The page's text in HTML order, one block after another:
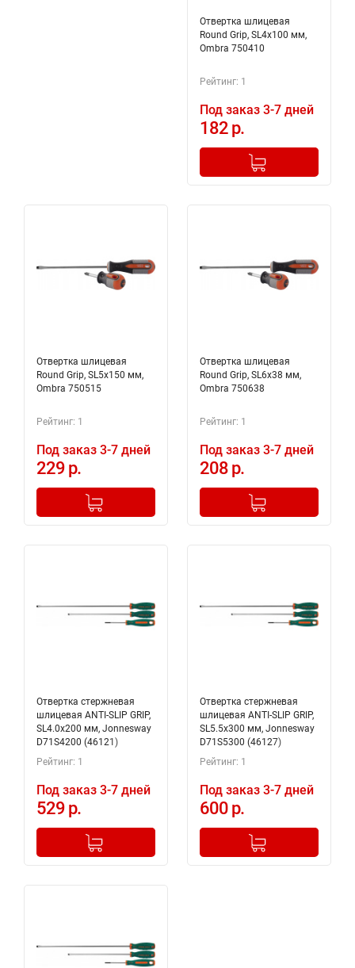
Отвертка шлицевая
Round Grip, SL4x100 мм,
Ombra 750410
Рейтинг: 1
Под заказ 3-7 дней
182 р.
+
Добавлено в корзину
Отвертка шлицевая
Round Grip, SL5x150 мм,
Ombra 750515
Рейтинг: 1
Под заказ 3-7 дней
229 р.
+
Добавлено в корзину
Отвертка шлицевая
Round Grip, SL6x38 мм,
Ombra 750638
Рейтинг: 1
Под заказ 3-7 дней
208 р.
+
Добавлено в корзину
Отвертка стержневая
шлицевая ANTI-SLIP GRIP,
SL4.0х200 мм, Jonnesway
D71S4200 (46121)
Рейтинг: 1
Под заказ 3-7 дней
529 р.
+
Добавлено в корзину
Отвертка стержневая
шлицевая ANTI-SLIP GRIP,
SL5.5х300 мм, Jonnesway
D71S5300 (46127)
Рейтинг: 1
Под заказ 3-7 дней
600 р.
+
Добавлено в корзину